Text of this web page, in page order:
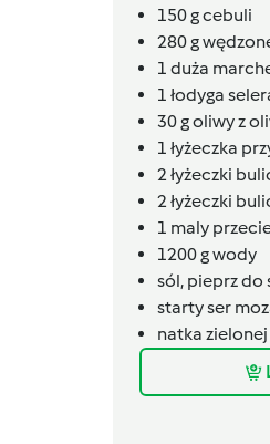
150gcebuli
280g
1 duża
1 łodyga
30goliwy z
1 łyżeczka
2łyżeczki
2łyżeczki
1 maly
1200gwody
sól, pieprz do
starty ser
natka